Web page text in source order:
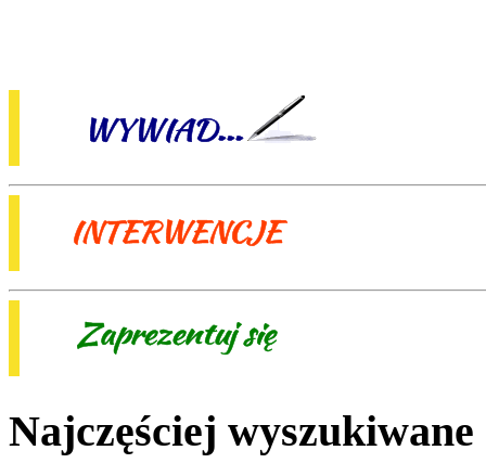
Najczęściej wyszukiwane